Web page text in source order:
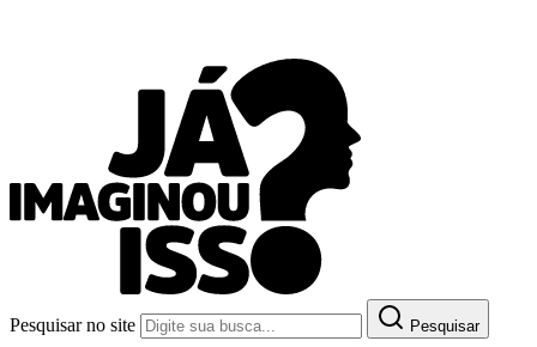
Pesquisar no site Pesquisar